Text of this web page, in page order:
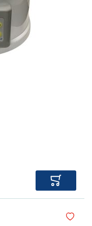
Legg i
Legg i